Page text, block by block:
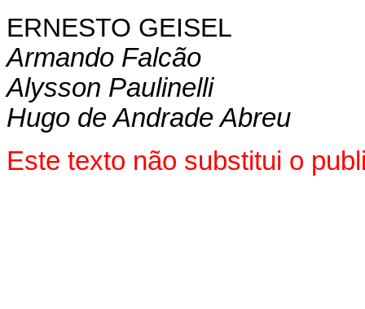
ERNESTO GEISEL
Armando Falcão
Alysson Paulinelli
Hugo de Andrade Abreu
Este texto não substitui o